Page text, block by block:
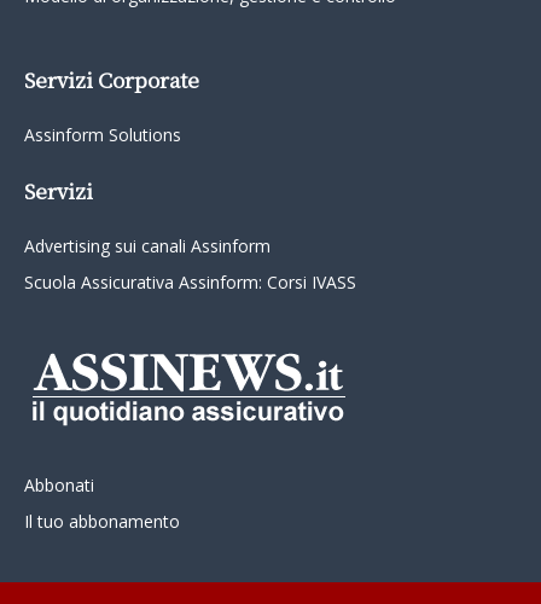
Servizi Corporate
Assinform Solutions
Servizi
Advertising sui canali Assinform
Scuola Assicurativa Assinform: Corsi IVASS
Abbonati
Il tuo abbonamento